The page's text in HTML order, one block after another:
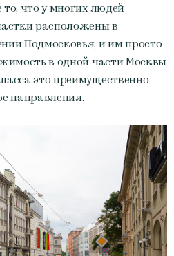
что у многих людей
расположены в
Подмосковья, и им просто
в одной части Москвы
это преимущественно
направления.